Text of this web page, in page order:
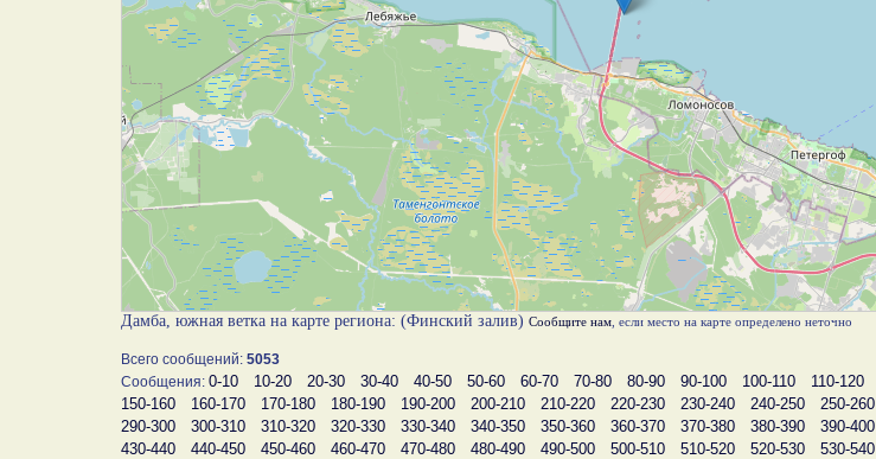
Дамба, южная ветка на карте региона: (Финский залив) Сообщите нам , если место на карте определено неточно
Всего сообщений: 5053
Сообщения: 0-10 10-20 20-30 30-40 40-50 50-60 60-70 70-80 80-90 90-100 100-110 110-120
150-160
160-170 170-180 180-190 190-200 200-210 210-220 220-230 230-240 240-250 250-260
290-300
300-310 310-320 320-330 330-340 340-350 350-360 360-370 370-380 380-390 390-400
430-440
440-450 450-460 460-470 470-480 480-490 490-500 500-510 510-520 520-530 530-540